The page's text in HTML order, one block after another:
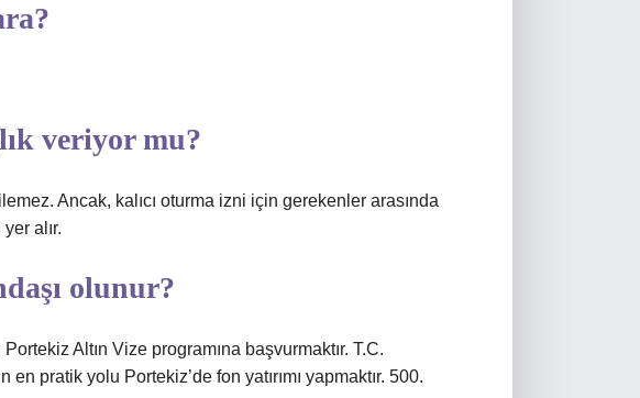
veriyor mu?
Ancak, kalıcı oturma izni için gerekenler arasında
alır.
olunur?
Altın Vize programına başvurmaktır. T.C.
en pratik yolu Portekiz’de fon yatırımı yapmaktır. 500.